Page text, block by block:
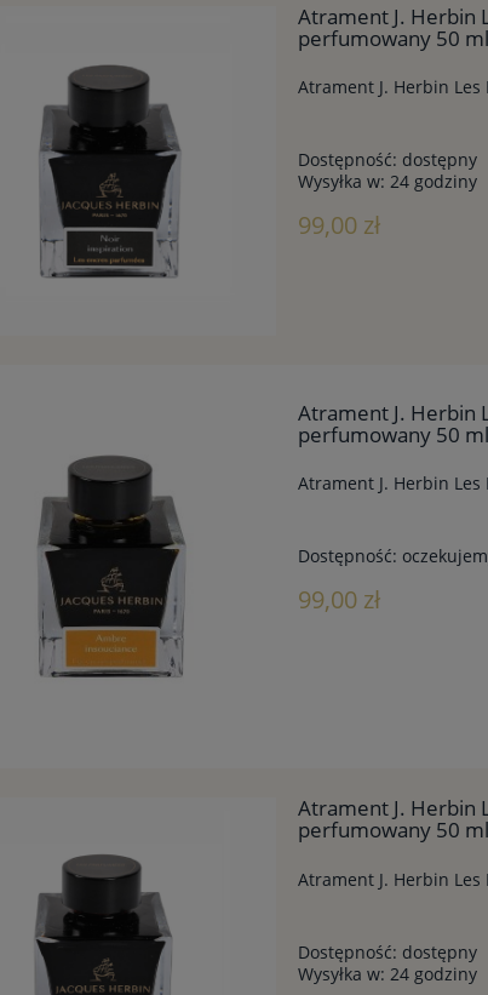
Atrament J. Herbin
perfumowany 50 ml
Atrament J. Herbin
Dostępność: dostępny
Wysyłka w: 24 godziny
99,00 zł
Atrament J. Herbin
perfumowany 50 ml
Atrament J. Herbin
Dostępność:
99,00 zł
Atrament J. Herbin
perfumowany 50 ml
Atrament J. Herbin
Dostępność: dostępny
Wysyłka w: 24 godziny